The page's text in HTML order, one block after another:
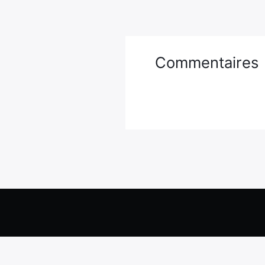
Commentaires